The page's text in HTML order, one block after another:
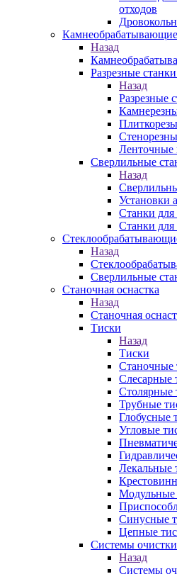
отходов
Назад
Разрезные
Назад
Разрезные
Плиткорезы
Ленточные
Сверлильные
Назад
Установки
Станки для
Станки для
Назад
Сверлильные
Станочная оснастка
Назад
Станочная
Тиски
Назад
Тиски
Станочные
Слесарные
Столярные
Трубные
Глобусные
Угловые
Лекальные
Модульные
Синусные
Цепные
Системы очистки
Назад
Системы